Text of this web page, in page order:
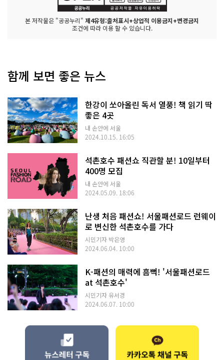
본 저작물은 "공공누리" 제4유형:출처표시+상업적 이용금지+변경금지
조건에 따라 이용 할 수 있습니다.
함께 보면 좋은 뉴스
한강이 쏘아올린 독서 열풍! 책 읽기 딱
좋은 4곳
내 손안에 서울
2024.10.15. 16:05
석촌호수 패션쇼 직관할 분! 10일부터
400명 모집
내 손안에 서울
2024.05.09. 18:06
난생 처음 패션쇼! 서울패션로드 런웨이
로 변신한 석촌호수를 가다
시민기자 박은영
2024.06.04. 10:00
K-패션의 매력에 흠뻑! '서울패션로드
at 석촌호수'
시민기자 유서경
2024.06.07. 10:00